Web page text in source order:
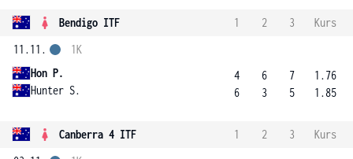
Bendigo ITF 1 2 3
Kurs
11.11.
Hon P.
Hunter S.
1K
4
6
6
3
7
5
1.76
1.85
Canberra 4 ITF 1 2 3
Kurs